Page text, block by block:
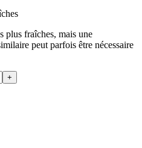
plus fraîches, mais une
peut parfois être nécessaire
+